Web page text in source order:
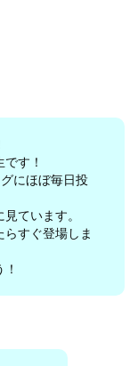
す！
にほぼ毎日投
ています。
らすぐ登場しま